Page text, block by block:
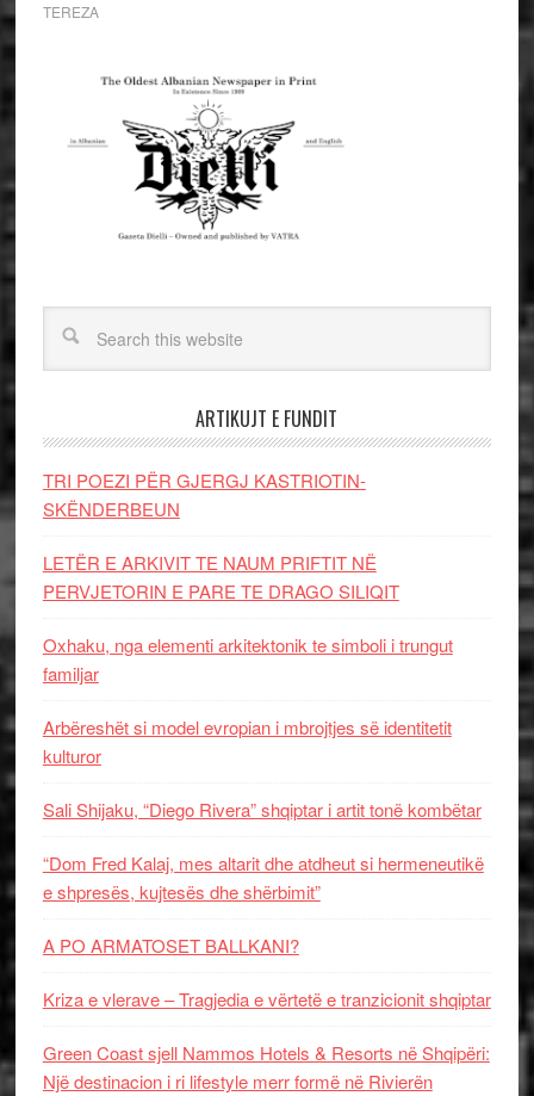
TEREZA
ARTIKUJT E FUNDIT
TRI POEZI PËR GJERGJ KASTRIOTIN-
SKËNDERBEUN
LETËR E ARKIVIT TE NAUM PRIFTIT NË
PERVJETORIN E PARE TE DRAGO SILIQIT
Oxhaku, nga elementi arkitektonik te simboli i trungut
familjar
Arbëreshët si model evropian i mbrojtjes së identitetit
kulturor
Sali Shijaku, “Diego Rivera” shqiptar i artit tonë kombëtar
“Dom Fred Kalaj, mes altarit dhe atdheut si hermeneutikë
e shpresës, kujtesës dhe shërbimit”
A PO ARMATOSET BALLKANI?
Kriza e vlerave – Tragjedia e vërtetë e tranzicionit shqiptar
Green Coast sjell Nammos Hotels & Resorts në Shqipëri:
Një destinacion i ri lifestyle merr formë në Rivierën